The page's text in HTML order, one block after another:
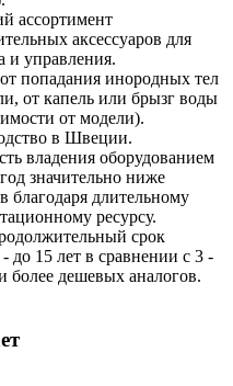
ассортимент
аксессуаров для
и управления.
попадания инородных тел
от капель или брызг воды
от модели).
в Швеции.
владения оборудованием
значительно ниже
благодаря длительному
ресурсу.
срок
до 15 лет в сравнении с 3 -
более дешевых аналогов.